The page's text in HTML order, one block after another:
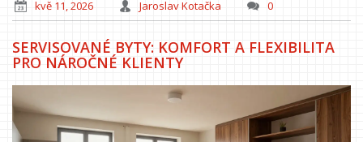
kvě 11, 2026 Jaroslav Kotačka 0
SERVISOVANÉ BYTY: KOMFORT A FLEXIBILITA
PRO NÁROČNÉ KLIENTY